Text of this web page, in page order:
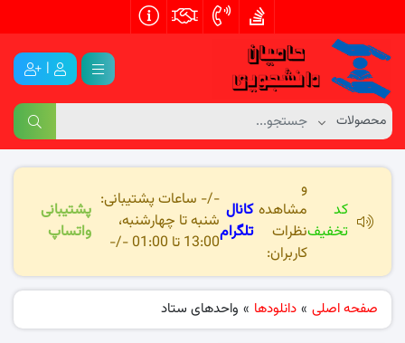
|
کد
تخفیف
و
مشاهده
نظرات
کاربران:
کانال
تلگرام
-/- ساعات پشتیبانی:
شنبه تا چهارشنبه،
13:00 تا 01:00 -/-
پشتیبانی
واتساپ
صفحه اصلی » دانلودها » واحدهای ستاد